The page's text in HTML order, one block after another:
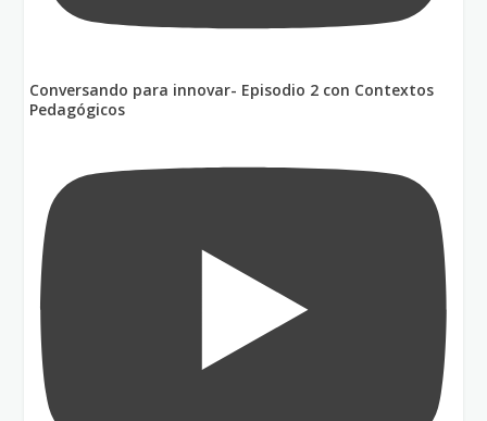
Conversando para innovar- Episodio 2 con Contextos
Pedagógicos